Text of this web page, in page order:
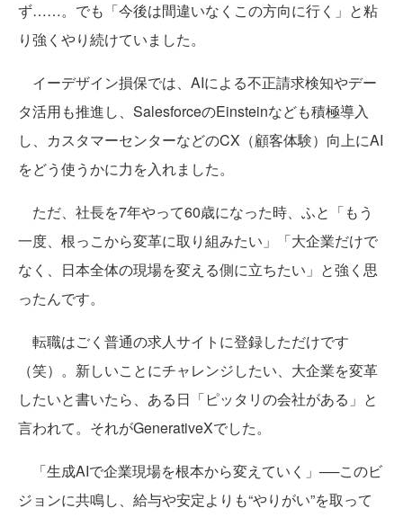
ず……。でも「今後は間違いなくこの方向に行く」と粘
り強くやり続けていました。
イーデザイン損保では、AIによる不正請求検知やデー
タ活用も推進し、SalesforceのEinsteinなども積極導入
し、カスタマーセンターなどのCX（顧客体験）向上にAI
をどう使うかに力を入れました。
ただ、社長を7年やって60歳になった時、ふと「もう
一度、根っこから変革に取り組みたい」「大企業だけで
なく、日本全体の現場を変える側に立ちたい」と強く思
ったんです。
転職はごく普通の求人サイトに登録しただけです
（笑）。新しいことにチャレンジしたい、大企業を変革
したいと書いたら、ある日「ピッタリの会社がある」と
言われて。それがGenerativeXでした。
「生成AIで企業現場を根本から変えていく」──このビ
ジョンに共鳴し、給与や安定よりも“やりがい”を取って